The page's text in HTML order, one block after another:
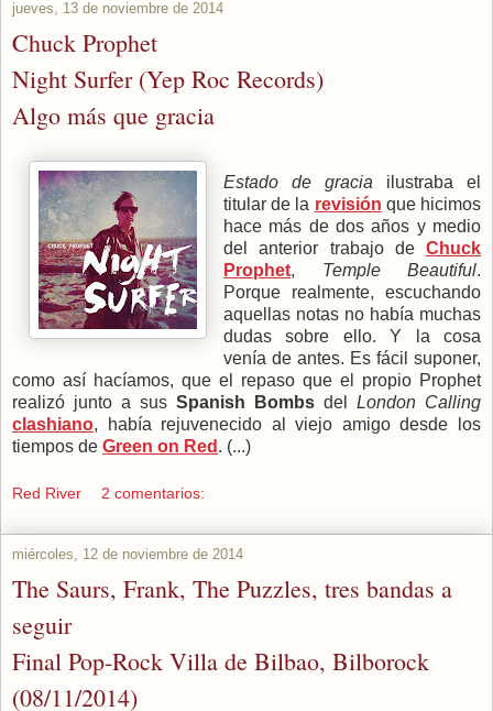
jueves, 13 de noviembre de 2014
Chuck Prophet
Night Surfer (Yep Roc Records)
Algo más que gracia
Estado de gracia ilustraba el
titular de la revisión que hicimos
hace más de dos años y medio
del anterior trabajo de Chuck
Prophet, Temple Beautiful.
Porque realmente, escuchando
aquellas notas no había muchas
dudas sobre ello. Y la cosa
venía de antes. Es fácil suponer,
como así hacíamos, que el repaso que el propio Prophet
realizó junto a sus Spanish Bombs del London Calling
clashiano, había rejuvenecido al viejo amigo desde los
tiempos de Green on Red . (...)
Red River 2 comentarios:
miércoles, 12 de noviembre de 2014
The Saurs, Frank, The Puzzles, tres bandas a
seguir
Final Pop-Rock Villa de Bilbao, Bilborock
(08/11/2014)